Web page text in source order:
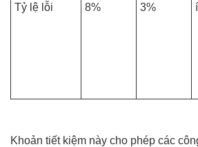
Tỷ lệ lỗi
8% 3%
Khoản tiết kiệm này cho phép các